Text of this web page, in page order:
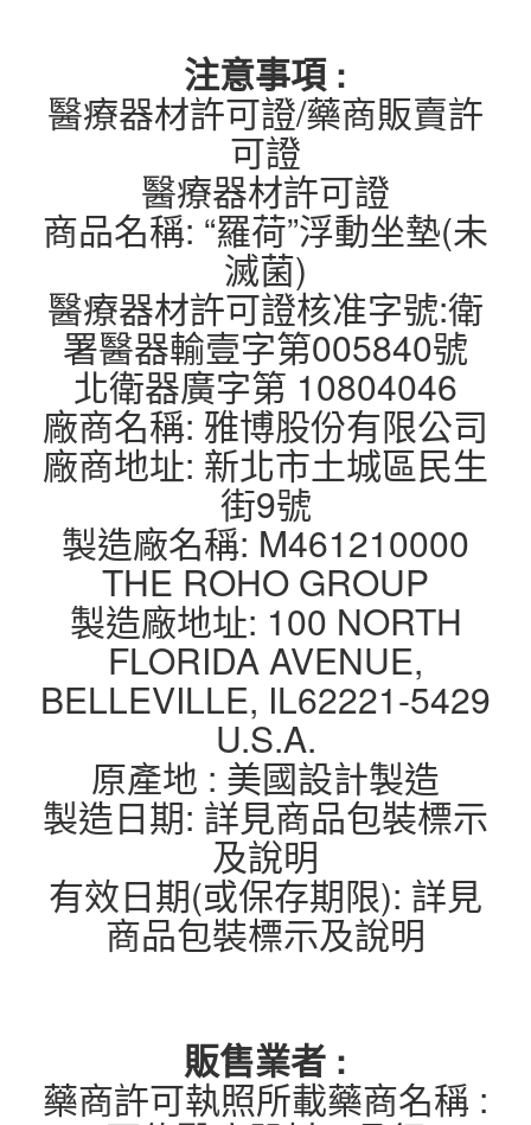
注意事項 :
醫療器材許可證/藥商販賣許
可證
醫療器材許可證
商品名稱: “羅荷”浮動坐墊(未
滅菌)
醫療器材許可證核准字號:衛
署醫器輸壹字第005840號
北衛器廣字第 10804046
廠商名稱: 雅博股份有限公司
廠商地址: 新北市土城區民生
街9號
製造廠名稱: M461210000
THE ROHO GROUP
製造廠地址: 100 NORTH
FLORIDA AVENUE,
BELLEVILLE, IL62221-5429
U.S.A.
原產地 : 美國設計製造
製造日期: 詳見商品包裝標示
及說明
有效日期(或保存期限): 詳見
商品包裝標示及說明
販售業者 :
藥商許可執照所載藥商名稱 :